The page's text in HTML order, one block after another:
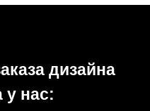
дизайна
у нас: